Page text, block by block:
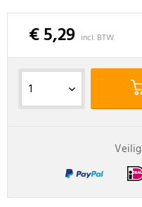
€ 5,29 incl. BTW